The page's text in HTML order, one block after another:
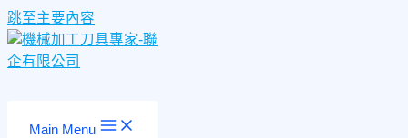
跳至主要內容
Main Menu